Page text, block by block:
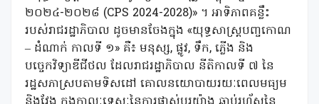
២០២៤-២០២៨ (CPS 2024-2028)» ។ អាទិភាពគន្លឹះ
របស់រាជរដ្ឋាភិបាល ដូចមានចែងក្នុង «យុទ្ធសាស្រ្តបញ្ចកោណ
– ដំណាក់ កាលទី ១» គឺ៖ មនុស្ស, ផ្លូវ, ទឹក, ភ្លើង និង
បច្ចេកវិទ្យាឌីជីថល ដែលរាជរដ្ឋាភិបាល នីតិកាលទី ៧ នៃ
រដ្ឋសភាស្របតាមទិសដៅ គោលនយោបាយរយៈពេលមធ្យម